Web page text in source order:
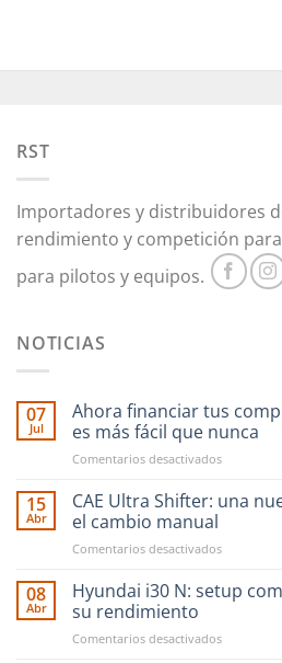
RST
Importadores y distribuidores
rendimiento y competición
para pilotos y equipos.
NOTICIAS
07
Jul
Ahora financiar tus
es más fácil que nunca
Comentarios desactivadosen
financiar
tus
en
fácil
15
Abr
CAE Ultra Shifter: una
el cambio manual
Comentarios desactivadosen
Ultra
Shifter:
nueva
08
Abr
Hyundai i30 N: setup
su rendimiento
Comentarios desactivadosen